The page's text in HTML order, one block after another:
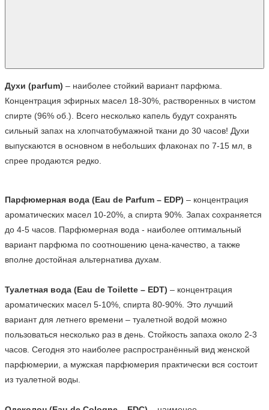
Духи (parfum) – наиболее стойкий вариант парфюма.
Концентрация эфирных масел 18-30%, растворенных в чистом
спирте (96% об.). Всего несколько капель будут сохранять
сильный запах на хлопчатобумажной ткани до 30 часов! Духи
выпускаются в основном в небольших флаконах по 7-15 мл, в
спрее продаются редко.
Парфюмерная вода (Eau de Parfum – EDP) – концентрация
ароматических масел 10-20%, а спирта 90%. Запах сохраняется
до 4-5 часов. Парфюмерная вода - наиболее оптимальный
вариант парфюма по соотношению цена-качество, а также
вполне достойная альтернатива духам.
Туалетная вода (Eau de Toilette – EDT) – концентрация
ароматических масел 5-10%, спирта 80-90%. Это лучший
вариант для летнего времени – туалетной водой можно
пользоваться несколько раз в день. Стойкость запаха около 2-3
часов. Сегодня это наиболее распространённый вид женской
парфюмерии, а мужская парфюмерия практически вся состоит
из туалетной воды.